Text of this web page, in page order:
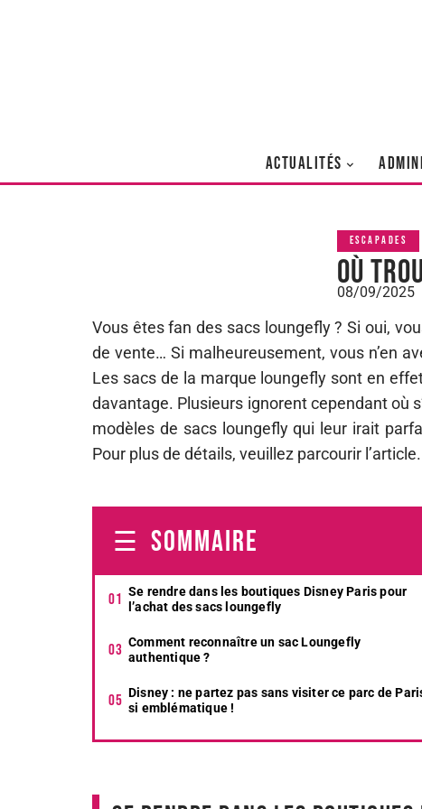
ACTUALITÉS
ESCAPADES
Où
08/09/2025
Vous êtes fan des sacs loungefly ? Si oui,
de vente… Si malheureusement, vous n’en
Les sacs de la marque loungefly sont en
davantage. Plusieurs ignorent cependant où
modèles de sacs loungefly qui leur irait
Pour plus de détails, veuillez parcourir l’article.
SOMMAIRE
Se rendre dans les boutiques Disney Paris pour
l’achat des sacs loungefly
Comment reconnaître un sac Loungefly
authentique ?
Disney : ne partez pas sans visiter ce parc de
si emblématique !